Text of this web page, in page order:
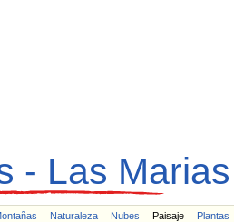
- Las Marias
Naturaleza Nubes Paisaje Plantas